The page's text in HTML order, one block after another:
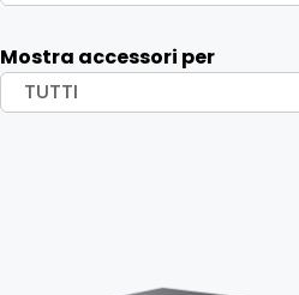
Mostra accessori per
TUTTI